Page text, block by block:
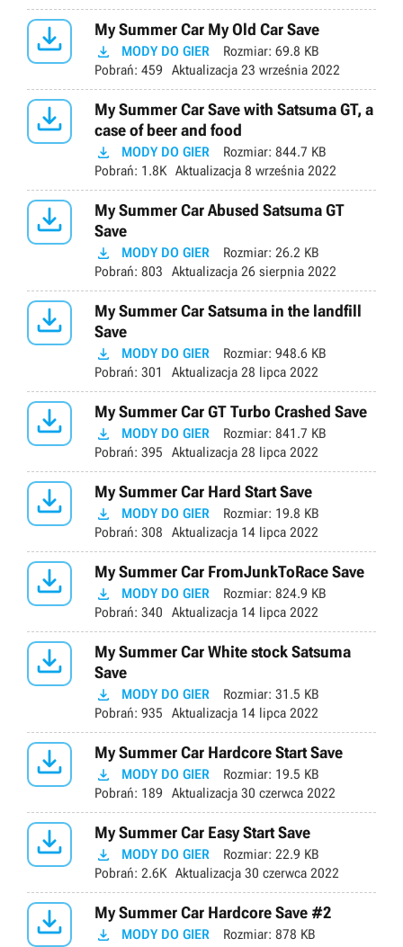
 My Summer Car My Old Car Save
 MODY DO GIER Rozmiar: 69.8 KB
Pobrań: 459 Aktualizacja 23 września 2022

My Summer Car Save with Satsuma GT, a
case of beer and food
 MODY DO GIER Rozmiar: 844.7 KB
Pobrań: 1.8K Aktualizacja 8 września 2022

My Summer Car Abused Satsuma GT
Save
 MODY DO GIER Rozmiar: 26.2 KB
Pobrań: 803 Aktualizacja 26 sierpnia 2022

My Summer Car Satsuma in the landfill
Save
 MODY DO GIER Rozmiar: 948.6 KB
Pobrań: 301 Aktualizacja 28 lipca 2022
 My Summer Car GT Turbo Crashed Save
 MODY DO GIER Rozmiar: 841.7 KB
Pobrań: 395 Aktualizacja 28 lipca 2022
 My Summer Car Hard Start Save
 MODY DO GIER Rozmiar: 19.8 KB
Pobrań: 308 Aktualizacja 14 lipca 2022
 My Summer Car FromJunkToRace Save
 MODY DO GIER Rozmiar: 824.9 KB
Pobrań: 340 Aktualizacja 14 lipca 2022

My Summer Car White stock Satsuma
Save
 MODY DO GIER Rozmiar: 31.5 KB
Pobrań: 935 Aktualizacja 14 lipca 2022
 My Summer Car Hardcore Start Save
 MODY DO GIER Rozmiar: 19.5 KB
Pobrań: 189 Aktualizacja 30 czerwca 2022
 My Summer Car Easy Start Save
 MODY DO GIER Rozmiar: 22.9 KB
Pobrań: 2.6K Aktualizacja 30 czerwca 2022
 My Summer Car Hardcore Save #2
 MODY DO GIER Rozmiar: 878 KB